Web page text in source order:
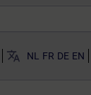
translate NL FR DE EN